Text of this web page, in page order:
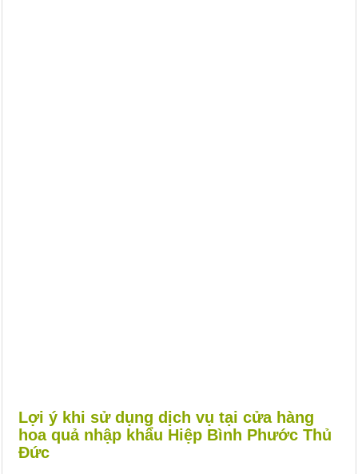
Lợi ý khi sử dụng dịch vụ tại cửa hàng
hoa quả nhập khẩu Hiệp Bình Phước Thủ
Đức